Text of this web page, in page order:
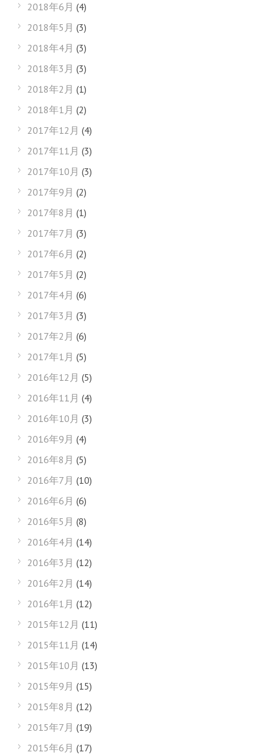
2018年6月 (4)
2018年5月 (3)
2018年4月 (3)
2018年3月 (3)
2018年2月 (1)
2018年1月 (2)
2017年12月 (4)
2017年11月 (3)
2017年10月 (3)
2017年9月 (2)
2017年8月 (1)
2017年7月 (3)
2017年6月 (2)
2017年5月 (2)
2017年4月 (6)
2017年3月 (3)
2017年2月 (6)
2017年1月 (5)
2016年12月 (5)
2016年11月 (4)
2016年10月 (3)
2016年9月 (4)
2016年8月 (5)
2016年7月 (10)
2016年6月 (6)
2016年5月 (8)
2016年4月 (14)
2016年3月 (12)
2016年2月 (14)
2016年1月 (12)
2015年12月 (11)
2015年11月 (14)
2015年10月 (13)
2015年9月 (15)
2015年8月 (12)
2015年7月 (19)
2015年6月 (17)